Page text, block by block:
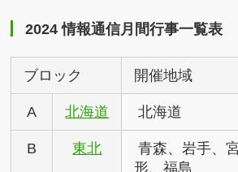
2024 情報通信月間行事一覧表
ブロック 開催地域
A 北海道 北海道
B 東北
青森、岩手、
形、福島